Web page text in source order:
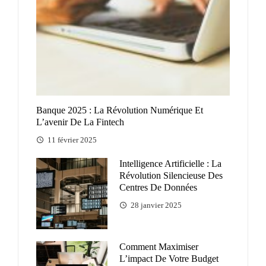
Banque 2025 : La Révolution Numérique Et
L’avenir De La Fintech
11 février 2025
Intelligence Artificielle : La
Révolution Silencieuse Des
Centres De Données
28 janvier 2025
Comment Maximiser
L’impact De Votre Budget